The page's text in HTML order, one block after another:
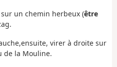
un chemin herbeux (être
virer à droite sur
de la Mouline.